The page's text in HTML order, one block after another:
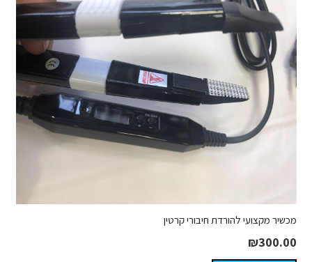
מכשיר מקצועי להורדת חיבורי קרטין
₪300.00